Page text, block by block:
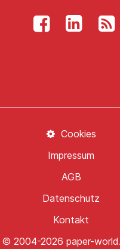
© 2004-2026 paper-
Kontakt
Datenschutz
AGB
Impressum
Cookies